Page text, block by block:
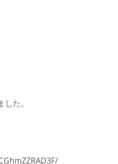
た。